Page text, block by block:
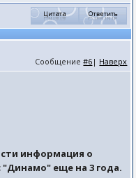
Сообщение#6 | Наверх
информация о
еще на 3 года.